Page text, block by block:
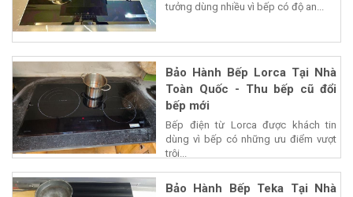
tưởng dùng nhiều vì bếp có độ an...
Bảo Hành Bếp Lorca Tại Nhà
Toàn Quốc - Thu bếp cũ đổi
bếp mới
Bếp điện từ Lorca được khách tin
dùng vì bếp có những ưu điểm vượt
trội...
Bảo Hành Bếp Teka Tại Nhà